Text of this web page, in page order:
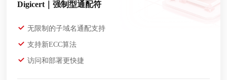
Digicert｜强制型通配符
无限制的子域名通配支持
支持新ECC算法
访问和部署更快捷